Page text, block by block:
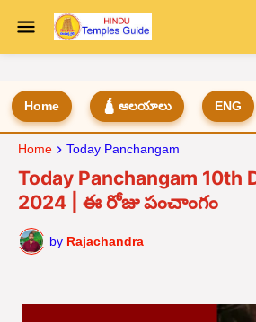
Home 🛕 ఆలయాలు ENG
Home Today Panchangam
Today Panchangam 10th
2024 | ఈ రోజు పంచాంగం
by Rajachandra